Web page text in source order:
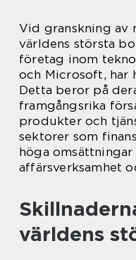
Vid granskning av
världens största
företag inom
och Microsoft, har
Detta beror på
framgångsrika
produkter och
sektorer som
höga omsättningar
affärsverksamhet
världens